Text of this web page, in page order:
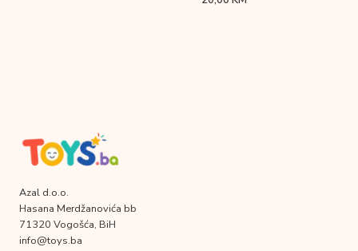
Azal d.o.o.
Hasana Merdžanovića bb
71320 Vogošća, BiH
info@toys.ba